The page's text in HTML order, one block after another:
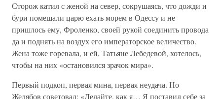
Сторож катил с женой на север, сокрушаясь, что дожди и
бури помешали царю ехать морем в Одессу и не
пришлось ему, Фроленко, своей рукой соединить провода
да и поднять на воздух его императорское величество.
Жена тоже горевала, и ей, Татьяне Лебедевой, хотелось,
чтобы на них «остановился зрачок мира».
Первый подкоп, первая мина, первая неудача. Но
Желябов советовал: «Делайте, как я… Я поставил себе за